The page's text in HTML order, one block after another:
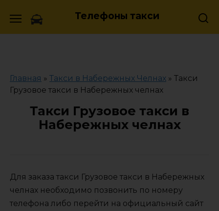
Телефоны такси
Главная » Такси в Набережных Челнах » Такси
Грузовое такси в Набережных челнах
Такси Грузовое такси в
Набережных челнах
Для заказа такси Грузовое такси в Набережных
челнах необходимо позвонить по номеру
телефона либо перейти на официальный сайт